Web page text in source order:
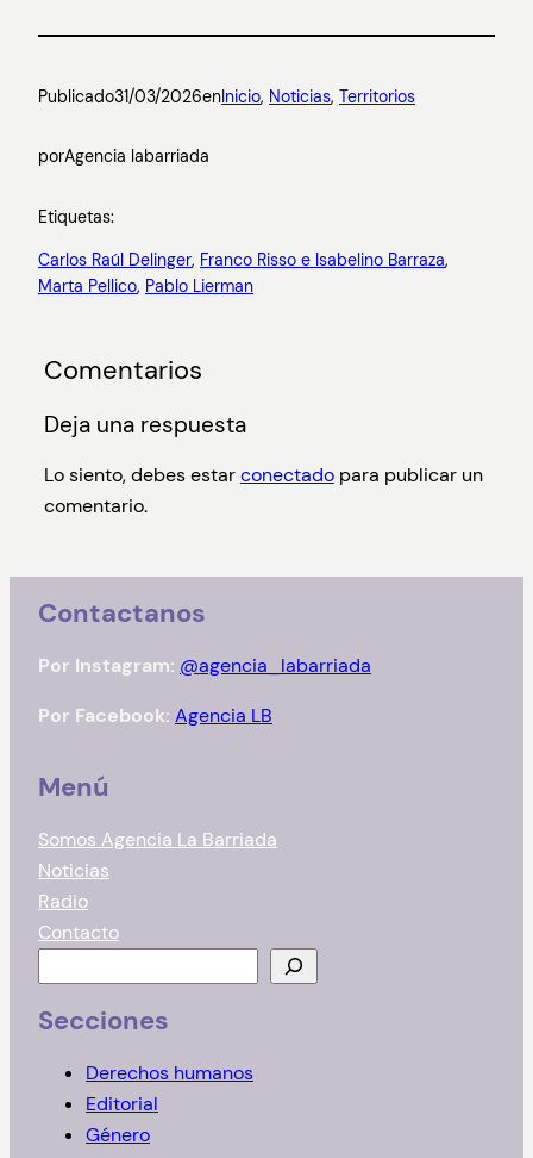
Publicado31/03/2026enInicio, Noticias, Territorios
porAgencia labarriada
Etiquetas:
Carlos Raúl Delinger, Franco Risso e Isabelino Barraza
Marta Pellico, Pablo Lierman
Comentarios
Deja una respuesta
Lo siento, debes estarconectadopara publicar un
comentario.
Contactanos
Por Instagram: @agencia_labarriada
Por Facebook: Agencia LB
Menú
Somos Agencia La Barriada
Noticias
Radio
Contacto
s
Secciones
Derechos humanos
Editorial
Género